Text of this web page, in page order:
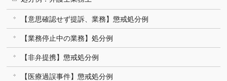
【意思確認せず提訴、業務】懲戒処分例
【業務停止中の業務】処分例
【非弁提携】懲戒処分例
【医療過誤事件】懲戒処分例